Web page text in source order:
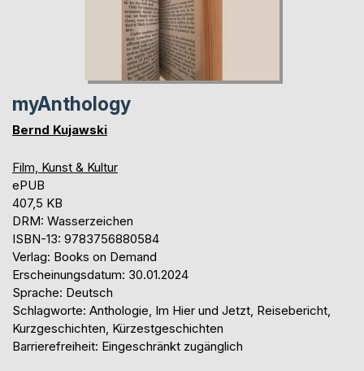
myAnthology
Bernd Kujawski
Film, Kunst & Kultur
ePUB
407,5 KB
DRM: Wasserzeichen
ISBN-13: 9783756880584
Verlag: Books on Demand
Erscheinungsdatum: 30.01.2024
Sprache: Deutsch
Schlagworte: Anthologie, Im Hier und Jetzt, Reisebericht,
Kurzgeschichten, Kürzestgeschichten
Barrierefreiheit: Eingeschränkt zugänglich